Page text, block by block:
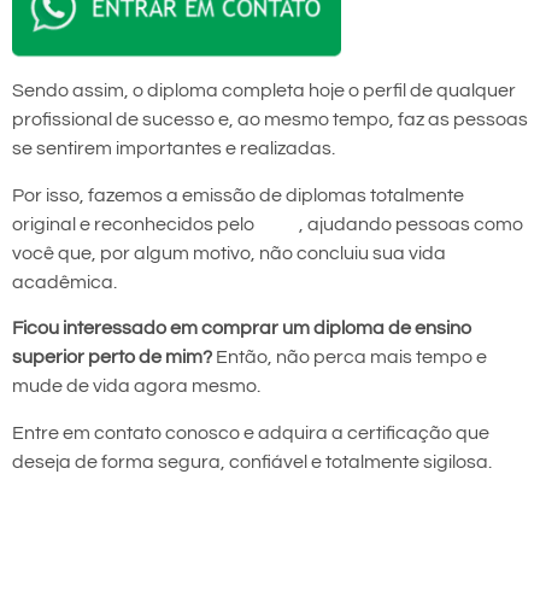
Sendo assim, o diploma completa hoje o perfil de qualquer
profissional de sucesso e, ao mesmo tempo, faz as pessoas
se sentirem importantes e realizadas.
Por isso, fazemos a emissão de diplomas totalmente
original e reconhecidos pelo
, ajudando pessoas como
você que, por algum motivo, não concluiu sua vida
acadêmica.
Ficou interessado em comprar um diploma de ensino
superior perto de mim? Então, não perca mais tempo e
mude de vida agora mesmo.
Entre em contato conosco e adquira a certificação que
deseja de forma segura, confiável e totalmente sigilosa.